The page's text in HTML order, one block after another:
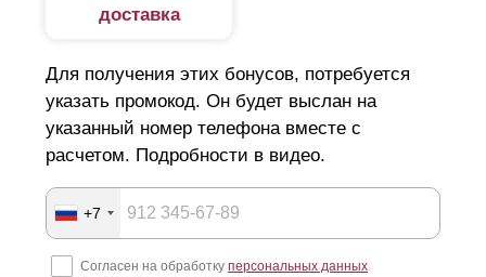
доставка
Для получения этих бонусов, потребуется
указать промокод. Он будет выслан на
указанный номер телефона вместе с
расчетом. Подробности в видео.
+7
Согласен на обработку персональных данных